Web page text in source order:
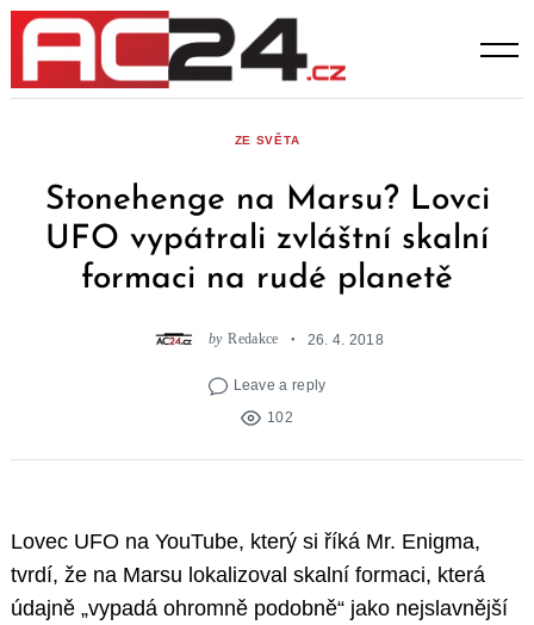
Skip
content
ZE SVĚTA
Stonehenge na Marsu? Lovci
UFO vypátrali zvláštní skalní
formaci na rudé planetě
by Redakce 26. 4. 2018
Leave a reply
102
Lovec UFO na YouTube, který si říká Mr. Enigma,
tvrdí, že na Marsu lokalizoval skalní formaci, která
údajně „vypadá ohromně podobně“ jako nejslavnější